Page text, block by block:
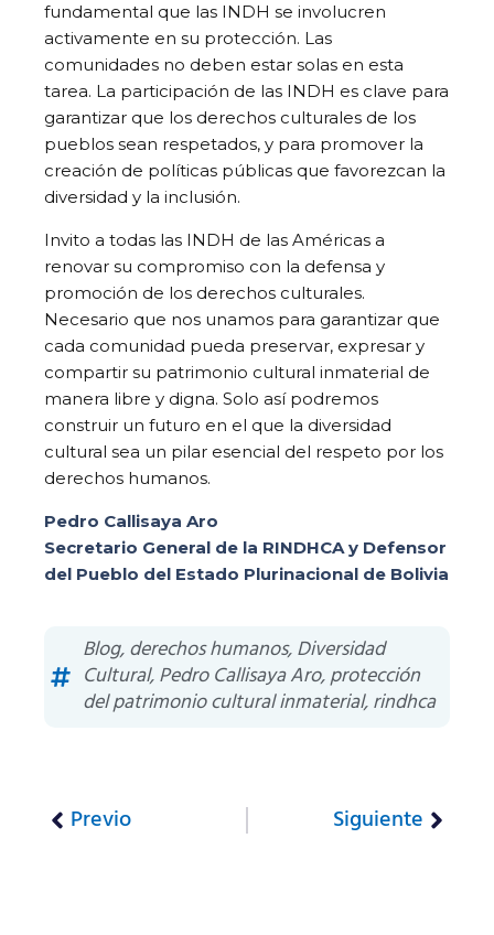
fundamental que las INDH se involucren
activamente en su protección. Las
comunidades no deben estar solas en esta
tarea. La participación de las INDH es clave para
garantizar que los derechos culturales de los
pueblos sean respetados, y para promover la
creación de políticas públicas que favorezcan la
diversidad y la inclusión.
Invito a todas las INDH de las Américas a
renovar su compromiso con la defensa y
promoción de los derechos culturales.
Necesario que nos unamos para garantizar que
cada comunidad pueda preservar, expresar y
compartir su patrimonio cultural inmaterial de
manera libre y digna. Solo así podremos
construir un futuro en el que la diversidad
cultural sea un pilar esencial del respeto por los
derechos humanos.
Pedro Callisaya Aro
Secretario General de la RINDHCA y Defensor
del Pueblo del Estado Plurinacional de Bolivia
Blog,derechos humanos,Diversidad
Cultural,Pedro Callisaya Aro,protección
del patrimonio cultural inmaterial,rindhca
Previo Siguiente